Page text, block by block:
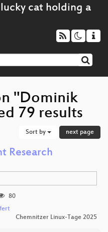
"Dominik
79 results
Sort by next page
Research
80
Chemnitzer Linux-Tage 2025